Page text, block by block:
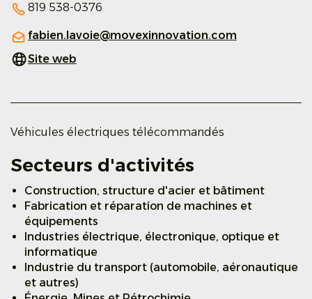
819 538-0376
fabien.lavoie@movexinnovation.com
Site web
Véhicules électriques télécommandés
Secteurs d'activités
Construction, structure d'acier et bâtiment
Fabrication et réparation de machines et
équipements
Industries électrique, électronique, optique et
informatique
Industrie du transport (automobile, aéronautique
et autres)